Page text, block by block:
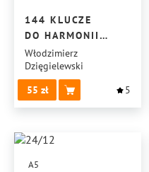
144 KLUCZE
DO HARMONII
I PRZEMIANY
Włodzimierz
Dzięgielewski
55
5
A5